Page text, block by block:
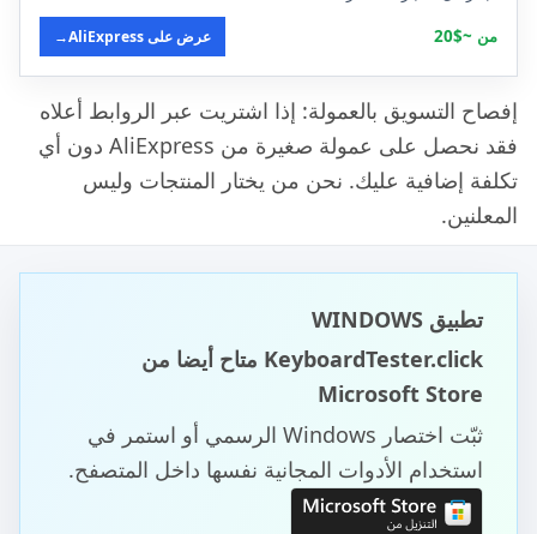
من ~$20
عرض على AliExpress →
إفصاح التسويق بالعمولة: إذا اشتريت عبر الروابط أعلاه
فقد نحصل على عمولة صغيرة من AliExpress دون أي
تكلفة إضافية عليك. نحن من يختار المنتجات وليس
المعلنين.
تطبيق WINDOWS
KeyboardTester.click متاح أيضا من
Microsoft Store
ثبّت اختصار Windows الرسمي أو استمر في
استخدام الأدوات المجانية نفسها داخل المتصفح.